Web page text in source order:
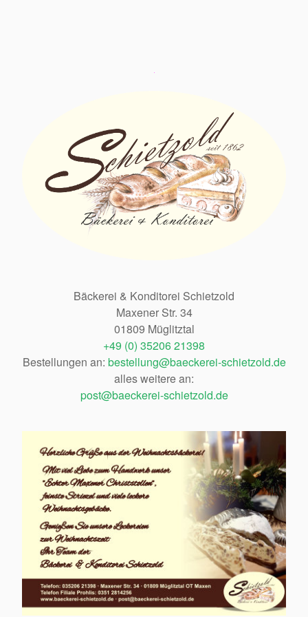
Bäckerei & Konditorei Schietzold
Maxener Str. 34
01809 Müglitztal
+49 (0) 35206 21398
Bestellungen an: bestellung@baeckerei-schietzold.de
alles weitere an:
post@baeckerei-schietzold.de